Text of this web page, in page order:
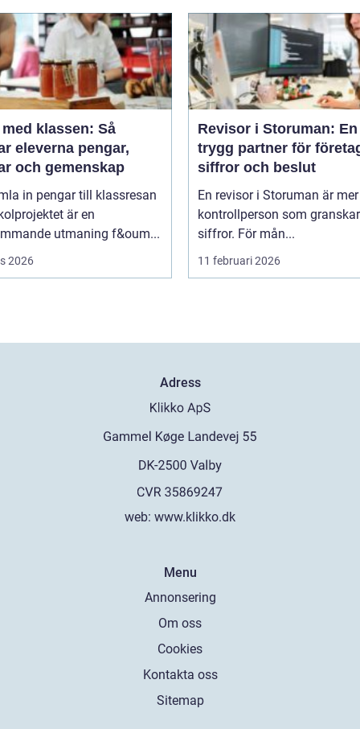
klassen: Så
eleverna pengar,
och gemenskap
in pengar till klassresan
är en
utmaning f&oum...
2026
Revisor i Storuman: En
trygg partner för
siffror och beslut
En revisor i Storuman är
kontrollperson som granskar
siffror. För mån...
11 februari 2026
Adress
web: www.klikko.dk
Menu
Annonsering
Om oss
Cookies
Kontakta oss
Sitemap